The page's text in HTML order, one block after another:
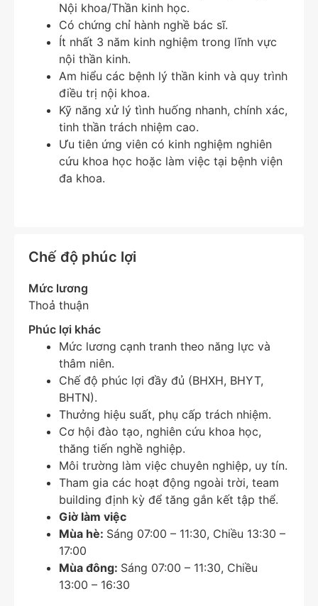
Nội khoa/Thần kinh học.
Có chứng chỉ hành nghề bác sĩ.
Ít nhất 3 năm kinh nghiệm trong lĩnh vực
nội thần kinh.
Am hiểu các bệnh lý thần kinh và quy trình
điều trị nội khoa.
Kỹ năng xử lý tình huống nhanh, chính xác,
tinh thần trách nhiệm cao.
Ưu tiên ứng viên có kinh nghiệm nghiên
cứu khoa học hoặc làm việc tại bệnh viện
đa khoa.
Chế độ phúc lợi
Mức lương
Thoả thuận
Phúc lợi khác
Mức lương cạnh tranh theo năng lực và
thâm niên.
Chế độ phúc lợi đầy đủ (BHXH, BHYT,
BHTN).
Thưởng hiệu suất, phụ cấp trách nhiệm.
Cơ hội đào tạo, nghiên cứu khoa học,
thăng tiến nghề nghiệp.
Môi trường làm việc chuyên nghiệp, uy tín.
Tham gia các hoạt động ngoài trời, team
building định kỳ để tăng gắn kết tập thể.
Giờ làm việc
Mùa hè: Sáng 07:00 – 11:30, Chiều 13:30 –
17:00
Mùa đông: Sáng 07:00 – 11:30, Chiều
13:00 – 16:30